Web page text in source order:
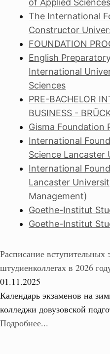
of Applied Sciences
The International
Constructor
FOUNDATION
English
International
Sciences
PRE-BACHELOR
BUSINESS -
Gisma Foundation
International
Science Lancaster
International
Lancaster
Management)
Goethe-Institut
Goethe-Institut
Расписание вступительных
штудиенколлегах в 2026
01.11.2025
Календарь экзаменов на
колледжи довузовской
Подробнее...